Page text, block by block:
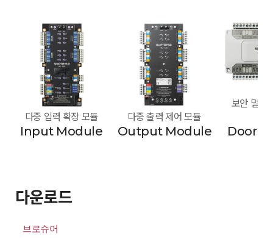
다중 입력 확장 모듈
Input Module
다중 출력 제어 모듈
Output Module
보안 멀티
Door
다운로드
브로슈어